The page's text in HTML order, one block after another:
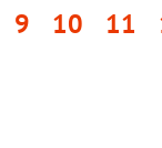
9 10 11